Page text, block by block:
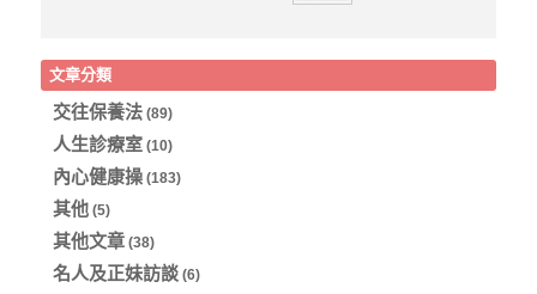
文章分類
交往保養法 (89)
人生診療室 (10)
內心健康操 (183)
其他 (5)
其他文章 (38)
名人及正妹訪談 (6)